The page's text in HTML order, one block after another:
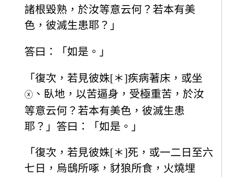
諸根毀熟，於汝等意云何？若本有美
色，彼滅生患耶？」
答曰：「如是。」
「復次，若見彼姝[＊]疾病著床，或坐
ⓧ 、臥地，以苦逼身，受極重苦，於汝
等意云何？若本有美色，彼滅生患
耶？」答曰：「如是。」
「復次，若見彼姝[＊]死，或一二日至六
七日，烏鴟所啄，豺狼所食，火燒埋